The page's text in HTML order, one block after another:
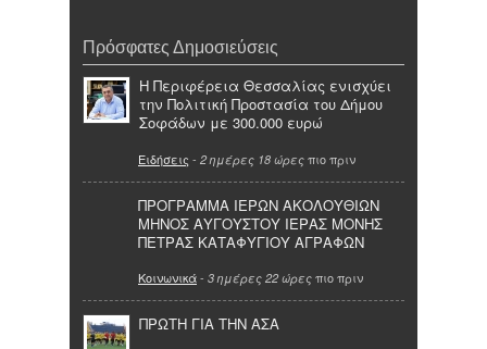
Πρόσφατες Δημοσιεύσεις
Η Περιφέρεια Θεσσαλίας ενισχύει
την Πολιτική Προστασία του Δήμου
Σοφάδων με 300.000 ευρώ
Ειδήσεις - 2 ημέρες 18 ώρες πιο πριν
ΠΡΟΓΡΑΜΜΑ ΙΕΡΩΝ ΑΚΟΛΟΥΘΙΩΝ
ΜΗΝΟΣ ΑΥΓΟΥΣΤΟΥ ΙΕΡΑΣ ΜΟΝΗΣ
ΠΕΤΡΑΣ ΚΑΤΑΦΥΓΙΟΥ ΑΓΡΑΦΩΝ
Κοινωνικά- 3 ημέρες 22 ώρες πιο πριν
ΠΡΩΤΗ ΓΙΑ ΤΗΝ ΑΣΑ